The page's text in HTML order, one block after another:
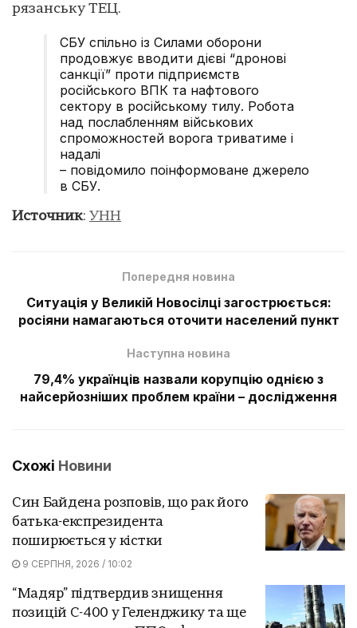
рязанську ТЕЦ.
СБУ спільно із Силами оборони
продовжує вводити дієві “дронові
санкції” проти підприємств
російського ВПК та нафтового
сектору в російському тилу. Робота
над послабленням військових
спроможностей ворога триватиме і
надалі
– повідомило поінформоване джерело
в СБУ.
Источник: УНН
Попередня новина
Ситуація у Великій Новосілці загострюється:
росіяни намагаються оточити населений пункт
Наступна новина
79,4% українців назвали корупцію однією з
найсерйозніших проблем країни – дослідження
Схожі Новини
Син Байдена розповів, що рак його
батька-експрезидента
поширюється у кістки
9 СЕРПНЯ, 2026 / 10:02
“Мадяр” підтвердив знищення
позицій С-400 у Геленджику та ще